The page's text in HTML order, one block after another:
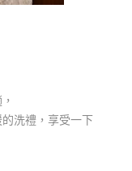
洗禮，享受一下